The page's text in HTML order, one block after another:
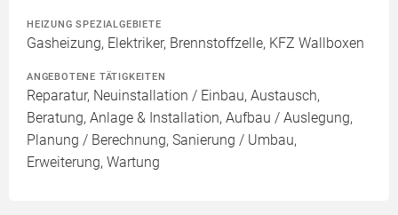
HEIZUNG SPEZIALGEBIETE
Gasheizung, Elektriker, Brennstoffzelle, KFZ Wallboxen
ANGEBOTENE TÄTIGKEITEN
Reparatur, Neuinstallation / Einbau, Austausch,
Beratung, Anlage & Installation, Aufbau / Auslegung,
Planung / Berechnung, Sanierung / Umbau,
Erweiterung, Wartung